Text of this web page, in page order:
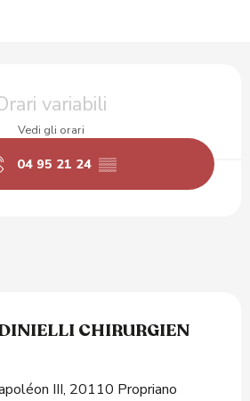
aux favoris
variabili
Vedi gli orari
04 95 21 24 ▒▒
CHIRURGIEN
III, 20110 Propriano